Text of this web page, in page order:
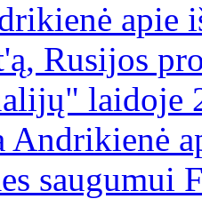
apie
Rusijos
laidoje
Andrikienė
saugumui